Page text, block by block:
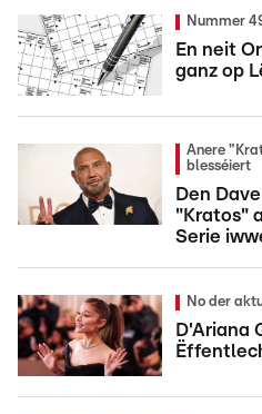
Nummer
En neit
ganz op
Anere
blesséiert
Den
"Kratos"
Serie
No der
D'Ariana